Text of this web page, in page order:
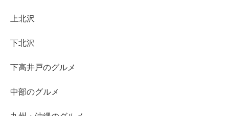
上北沢
下北沢
下高井戸のグルメ
中部のグルメ